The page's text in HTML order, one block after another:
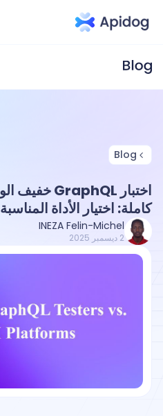
Blog
كاملة: اختيار الأداة المناسبة
INEZA Felin-Michel
2 ديسمبر 2025